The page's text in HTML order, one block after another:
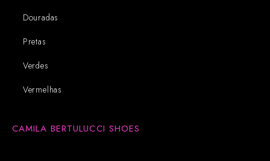
Douradas
Pretas
Verdes
Vermelhas
CAMILA BERTULUCCI SHOES